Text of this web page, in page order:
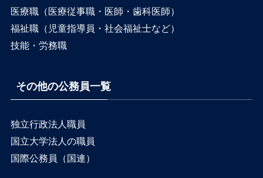
医療職（医療従事職・医師・歯科医師）
福祉職（児童指導員・社会福祉士など）
技能・労務職
その他の公務員一覧
独立行政法人職員
国立大学法人の職員
国際公務員（国連）